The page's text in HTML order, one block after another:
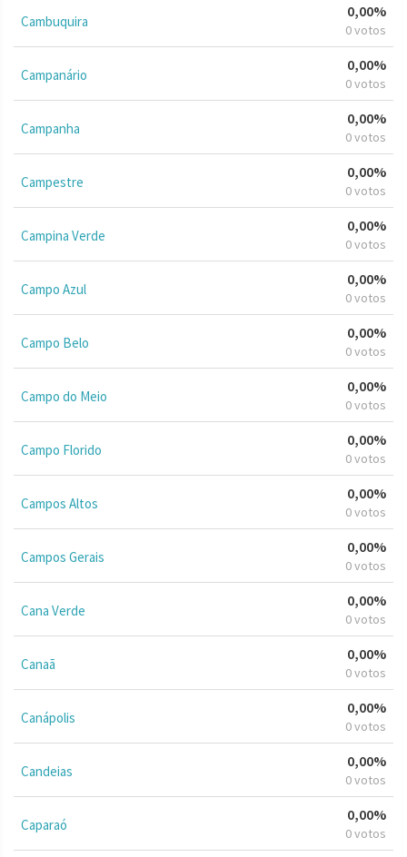
Cambuquira
0,00%
0 votos
Campanário
0,00%
0 votos
Campanha
0,00%
0 votos
Campestre
0,00%
0 votos
Campina Verde
0,00%
0 votos
Campo Azul
0,00%
0 votos
Campo Belo
0,00%
0 votos
Campo do Meio
0,00%
0 votos
Campo Florido
0,00%
0 votos
Campos Altos
0,00%
0 votos
Campos Gerais
0,00%
0 votos
Cana Verde
0,00%
0 votos
Canaã
0,00%
0 votos
Canápolis
0,00%
0 votos
Candeias
0,00%
0 votos
Caparaó
0,00%
0 votos